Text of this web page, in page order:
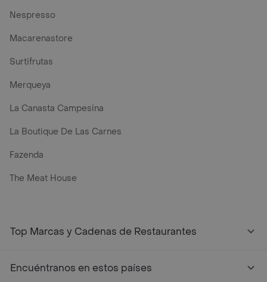
Nespresso
Macarenastore
Surtifrutas
Merqueya
La Canasta Campesina
La Boutique De Las Carnes
Fazenda
The Meat House
Top Marcas y Cadenas de Restaurantes
Encuéntranos en estos países